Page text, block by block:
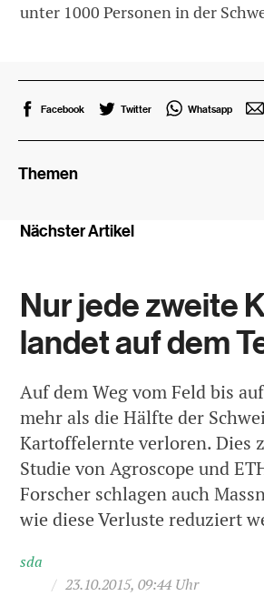
unter 1000 Personen in der
Facebook Twitter Whatsapp
Themen
Nächster Artikel
Nur jede zweite
landet auf dem
Auf dem Weg vom Feld bis
mehr als die Hälfte der
Kartoffelernte verloren. Dies
Studie von Agroscope und
Forscher schlagen auch
wie diese Verluste reduziert
sda
/ 23.10.2015, 09:44 Uhr